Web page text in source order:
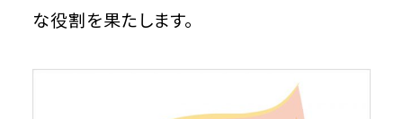
な役割を果たします。